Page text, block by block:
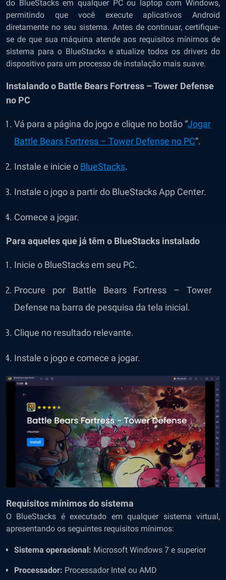
do BlueStacks em qualquer PC ou laptop com Windows,
permitindo que você execute aplicativos Android
diretamente no seu sistema. Antes de continuar, certifique-
se de que sua máquina atende aos requisitos mínimos de
sistema para o BlueStacks e atualize todos os drivers do
dispositivo para um processo de instalação mais suave.
Instalando o Battle Bears Fortress – Tower Defense
no PC
Vá para a página do jogo e clique no botão “Jogar
Battle Bears Fortress – Tower Defense no PC“.
Instale e inicie o BlueStacks.
Instale o jogo a partir do BlueStacks App Center.
Comece a jogar.
Para aqueles que já têm o BlueStacks instalado
Inicie o BlueStacks em seu PC.
Procure por Battle Bears Fortress – Tower
Defense na barra de pesquisa da tela inicial.
Clique no resultado relevante.
Instale o jogo e comece a jogar.
Requisitos mínimos do sistema
O BlueStacks é executado em qualquer sistema virtual,
apresentando os seguintes requisitos mínimos:
Sistema operacional: Microsoft Windows 7 e superior
Processador: Processador Intel ou AMD